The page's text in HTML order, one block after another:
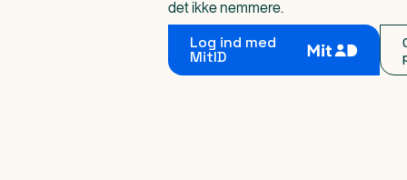
det ikke nemmere.
Log ind med
MitID